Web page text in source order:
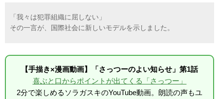
「我々は犯罪組織に屈しない」
その一言が、国際社会に新しいモデルを示しました。
【手描き×漫画動画】「さっつーのよい知らせ」第1話
喜ぶと口からポイントが出てくる「さっつー」
2分で楽しめるソラガスキのYouTube動画。朗読の声もユ